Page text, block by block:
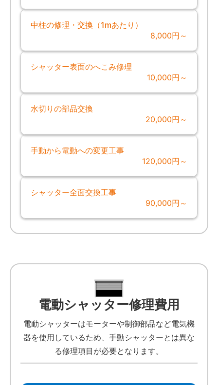
中柱の修理・交換（1mあたり）
8,000円～
シャッター表面のへこみ修理
10,000円～
水切りの部品交換
20,000円～
手動から電動への変更工事
120,000円～
シャッター全面交換工事
90,000円～
電動シャッター修理費用
電動シャッターはモーターや制御部品など電気機
器を使用しているため、手動シャッターとは異な
る修理項目が必要となります。